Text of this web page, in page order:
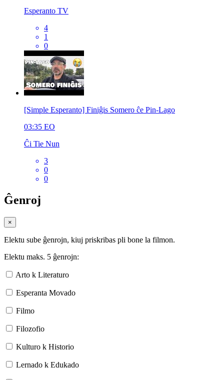
Esperanto TV
4
1
0
[Simple Esperanto] Finiĝis Somero ĉe Pin-Lago
03:35 EO
Ĉi Tie Nun
3
0
0
Ĝenroj
×
Elektu sube ĝenrojn, kiuj priskribas pli bone la filmon.
Elektu maks. 5 ĝenrojn:
Arto k Literaturo
Esperanta Movado
Filmo
Filozofio
Kulturo k Historio
Lernado k Edukado